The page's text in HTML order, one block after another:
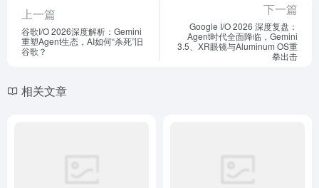
上一篇
谷歌I/O 2026深度解析：Gemini
重塑Agent生态，AI如何“杀死”旧
谷歌？
下一篇
Google I/O 2026 深度复盘：
Agent时代全面降临，Gemini
3.5、XR眼镜与Aluminum OS重
拳出击
相关文章